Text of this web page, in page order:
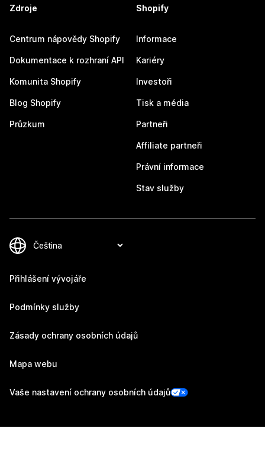
Zdroje
Centrum nápovědy Shopify
Dokumentace k rozhraní API
Komunita Shopify
Blog Shopify
Průzkum
Shopify
Informace
Kariéry
Investoři
Tisk a média
Partneři
Affiliate partneři
Právní informace
Stav služby
Přihlášení vývojáře
Podmínky služby
Zásady ochrany osobních údajů
Mapa webu
Vaše nastavení ochrany osobních údajů